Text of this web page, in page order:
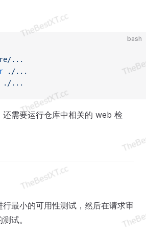
bash
...
./...
./...
还需要运行仓库中相关的 web 检
最小的可用性测试，然后在请求审
试。